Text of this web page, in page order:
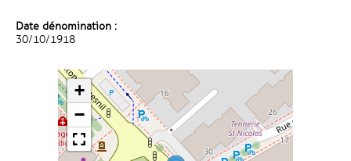
Date dénomination :
30/10/1918
+
−